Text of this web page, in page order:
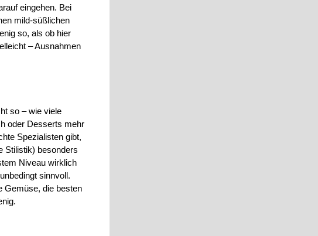
eingehen. Bei
mild-süßlichen
so, als ob hier
– Ausnahmen
so – wie viele
oder Desserts mehr
Spezialisten gibt,
Stilistik) besonders
Niveau wirklich
sinnvoll.
Gemüse, die besten